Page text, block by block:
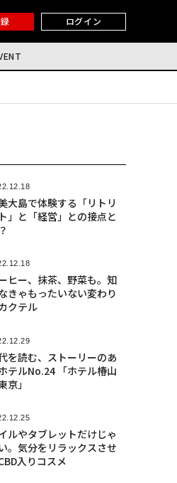
ログイン
大島で体験する「リトリ
」と「経営」との接点と
ヒー、抹茶、野菜も。知
きゃもったいない変わり
クテル
を読む、ストーリーのあ
テルNo.24 「ホテル椿山
京」
ルやタブレットだけじゃ
。気分をリラックスさせ
入りコスメ